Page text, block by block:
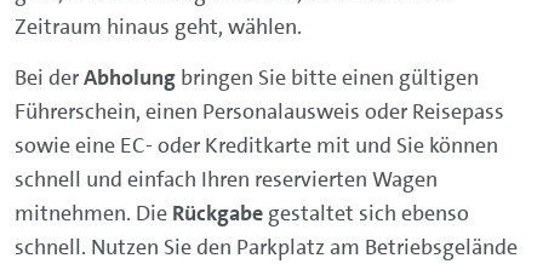
Zeitraum hinaus geht, wählen.
Bei derAbholung bringen Sie bitte einen gültigen
Führerschein, einen Personalausweis oder Reisepass
sowie eine EC- oder Kreditkarte mit und Sie können
schnell und einfach Ihren reservierten Wagen
mitnehmen. Die Rückgabe gestaltet sich ebenso
schnell. Nutzen Sie den Parkplatz am Betriebsgelände